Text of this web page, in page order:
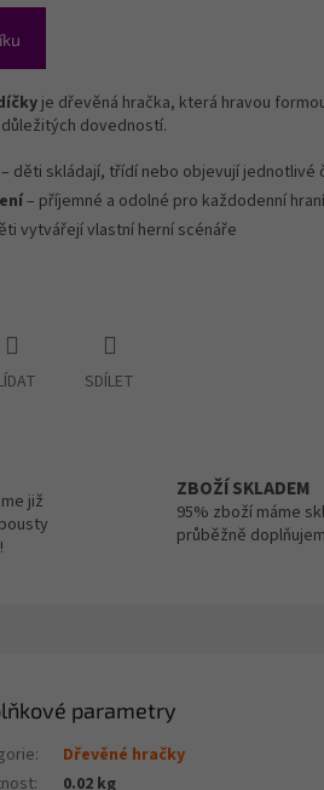
je dřevěná hračka, která hravou
dovedností.
– děti skládají, třídí nebo objevují jednotlivé
– příjemné a odolné pro každodenní hraní
vytvářejí vlastní herní scénáře
SDÍLET
již
ZBOŽÍ SKLADEM
95% zboží máme
průběžně
parametry
:
Dřevěné hračky
:
0.02 kg